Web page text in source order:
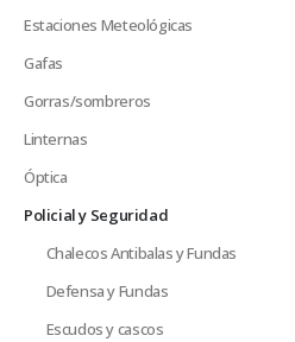
Estaciones Meteológicas
Gafas
Gorras/sombreros
Linternas
Óptica
Policial y Seguridad
Chalecos Antibalas y Fundas
Defensa y Fundas
Escudos y cascos